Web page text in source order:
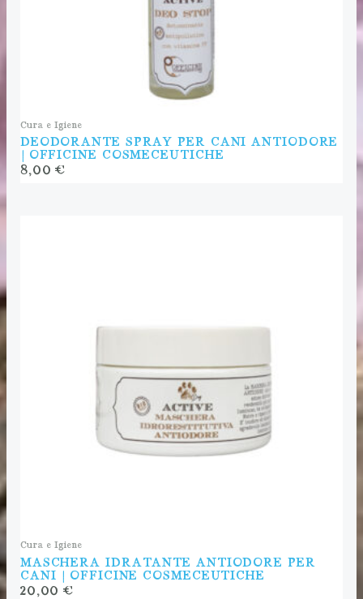
Cura e Igiene
DEODORANTE SPRAY PER CANI ANTIODORE
| OFFICINE COSMECEUTICHE
8,00€
Cura e Igiene
MASCHERA IDRATANTE ANTIODORE PER
CANI | OFFICINE COSMECEUTICHE
20,00€